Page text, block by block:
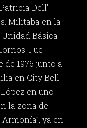
Dell’
Militaba en la
Básica
Fue
de 1976 junto a
en City Bell.
en uno
la zona de
ya en